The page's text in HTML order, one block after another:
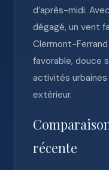
d’après-midi.
dégagé, un vent
Clermont-
favorable, douce
activités
extérieur.
récente